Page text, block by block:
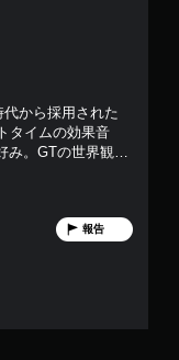
代から採用された
タイムの効果音
。GTの世界観に
のメカニックの
"が最大限伝わっ
報告